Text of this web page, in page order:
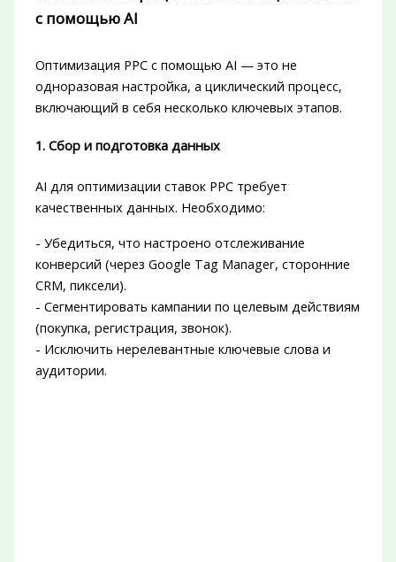
с помощью AI
Оптимизация PPC с помощью AI — это не
одноразовая настройка, а циклический процесс,
включающий в себя несколько ключевых этапов.
1. Сбор и подготовка данных
AI для оптимизации ставок PPC требует
качественных данных. Необходимо:
- Убедиться, что настроено отслеживание
конверсий (через Google Tag Manager, сторонние
CRM, пиксели).
- Сегментировать кампании по целевым действиям
(покупка, регистрация, звонок).
- Исключить нерелевантные ключевые слова и
аудитории.